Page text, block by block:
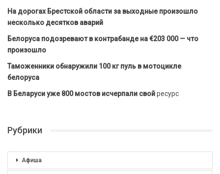
На дорогах Брестской области за выходные произошло
несколько десятков аварий
Белоруса подозревают в контрабанде на €203 000 — что
произошло
Таможенники обнаружили 100 кг пуль в мотоцикле
белоруса
В Беларуси уже 800 мостов исчерпали свойресурс
Рубрики
Афиша